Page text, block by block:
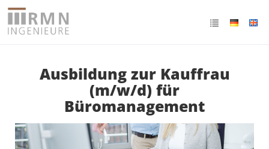
Ausbildung zur Kauffrau
(m/w/d) für
Büromanagement